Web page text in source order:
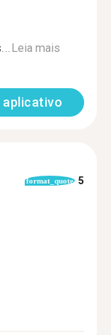
Leia mais
aplicativo
format_quote 5